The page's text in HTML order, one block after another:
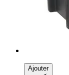
Ajouter